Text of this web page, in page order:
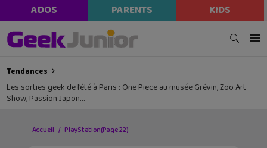
ADOS PARENTS KIDS
Tendances
Les sorties geek de l’été à Paris : One Piece au musée Grévin, Zoo Art
Show, Passion Japon…
Accueil PlayStation(Page 22)